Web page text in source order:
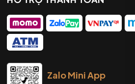
Zalo Mini App